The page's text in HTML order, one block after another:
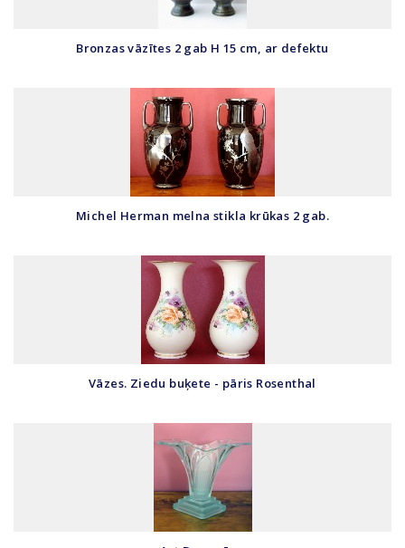
Bronzas vāzītes 2 gab H 15 cm, ar defektu
Michel Herman melna stikla krūkas 2 gab.
Vāzes. Ziedu buķete - pāris Rosenthal